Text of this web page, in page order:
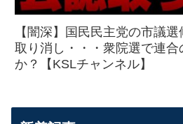
【闇深】国民民主党の市議
取り消し・・・衆院選で連合
か？【KSLチャンネル】